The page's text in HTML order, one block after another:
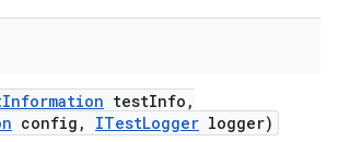
Information testInfo ,
config , ITestLogger logger)